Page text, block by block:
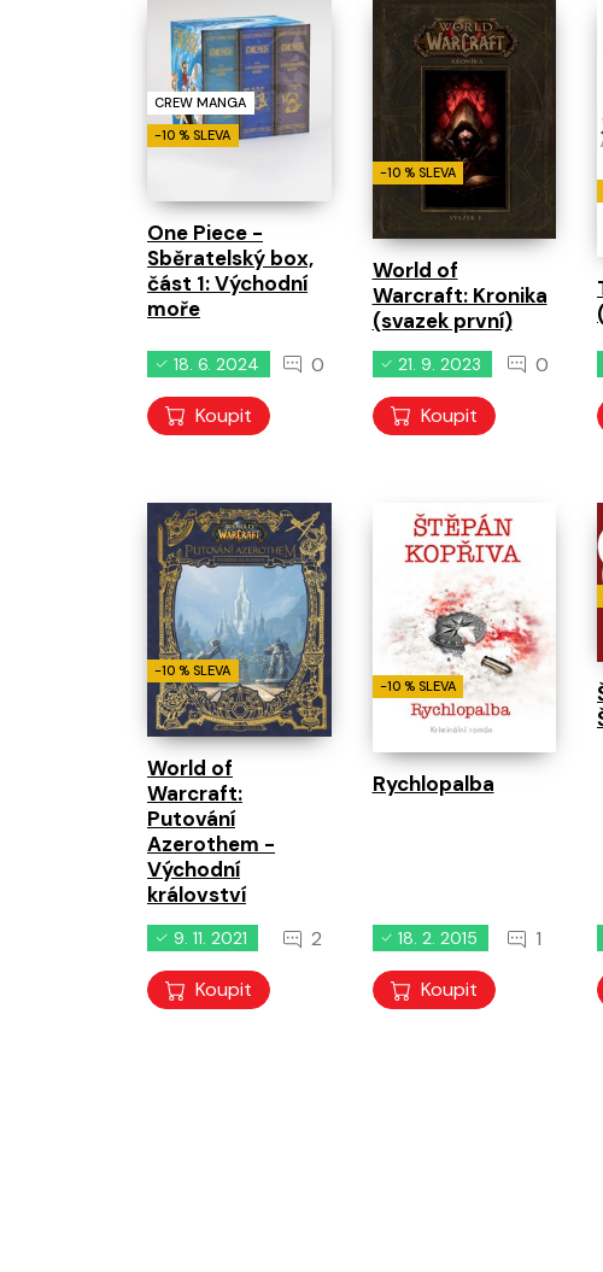
Není komiks
Všechny novinky
Není komiks
Ukázat více
příběhy
CREW MANGA
-10 % SLEVA
One Piece -
Sběratelský box,
část 1: Východní
moře
18. 6. 2024
0
Koupit
-10 % SLEVA
World of
Warcraft: Kronika
(svazek první)
21. 9. 2023
0
Koupit
-10 % SLEVA
World of
Warcraft:
Putování
Azerothem -
Východní
království
9. 11. 2021
2
Koupit
-10 % SLEVA
Rychlopalba
18. 2. 2015
1
Koupit